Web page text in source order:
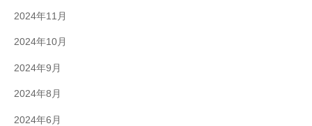
2024年11月
2024年10月
2024年9月
2024年8月
2024年6月